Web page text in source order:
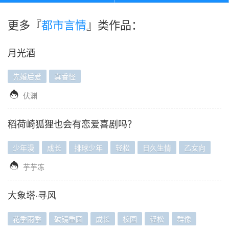
更多『都市言情』类作品：
月光酒
先婚后爱 真香怪
 伏渊
稻荷崎狐狸也会有恋爱喜剧吗？
少年漫 成长 排球少年 轻松 日久生情 乙女向
 芋芋冻
大象塔·寻风
花季雨季 破镜重圆 成长 校园 轻松 群像